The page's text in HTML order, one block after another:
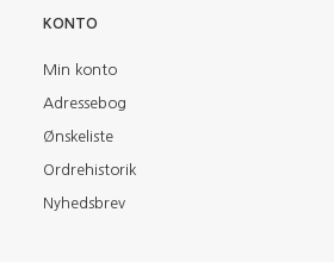
KONTO
Min konto
Adressebog
Ønskeliste
Ordrehistorik
Nyhedsbrev